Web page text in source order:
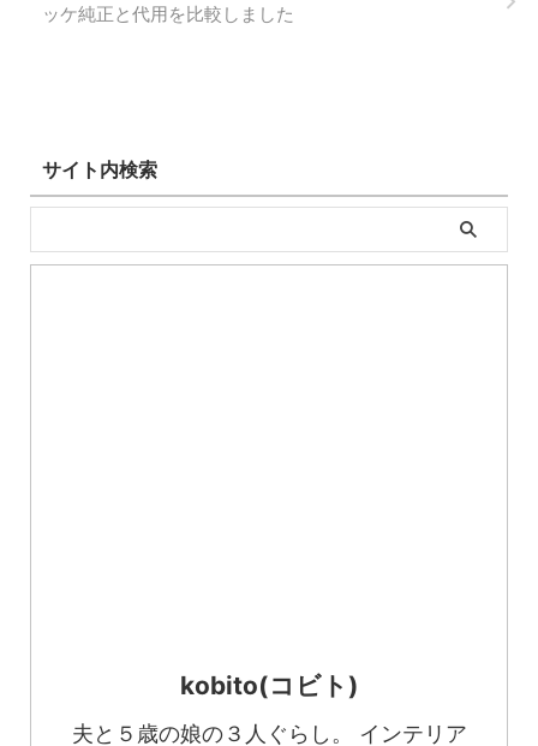
ッケ純正と代用を比較しました
サイト内検索
kobito(コビト)
夫と５歳の娘の３人ぐらし。 インテリア